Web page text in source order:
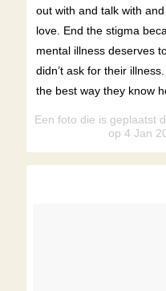
out with and talk with
love. End the stigma
mental illness deserves
didn’t ask for their
the best way they know
Een foto die is geplaatst
op 4 Jan